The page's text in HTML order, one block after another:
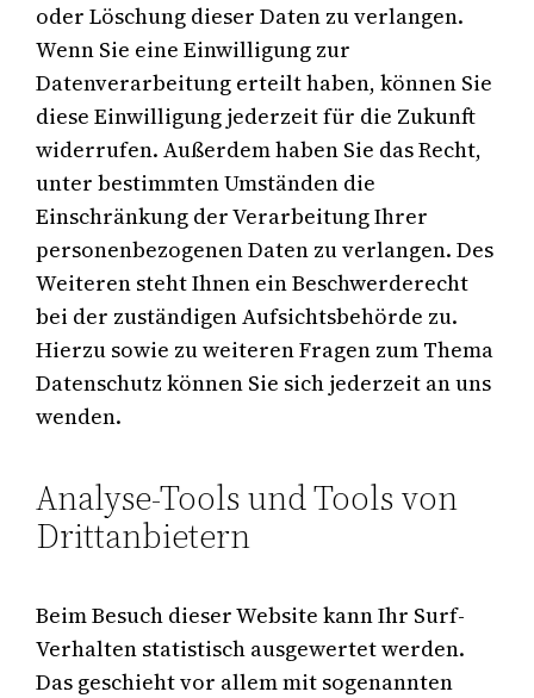
oder Löschung dieser Daten zu verlangen.
Wenn Sie eine Einwilligung zur
Datenverarbeitung erteilt haben, können Sie
diese Einwilligung jederzeit für die Zukunft
widerrufen. Außerdem haben Sie das Recht,
unter bestimmten Umständen die
Einschränkung der Verarbeitung Ihrer
personenbezogenen Daten zu verlangen. Des
Weiteren steht Ihnen ein Beschwerderecht
bei der zuständigen Aufsichtsbehörde zu.
Hierzu sowie zu weiteren Fragen zum Thema
Datenschutz können Sie sich jederzeit an uns
wenden.
Analyse-Tools und Tools von
Drittanbietern
Beim Besuch dieser Website kann Ihr Surf-
Verhalten statistisch ausgewertet werden.
Das geschieht vor allem mit sogenannten